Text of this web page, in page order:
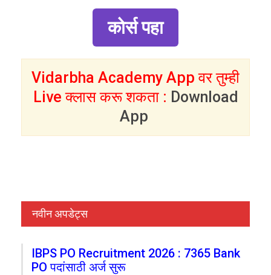
कोर्स पहा
Vidarbha Academy App वर तुम्ही
Live क्लास करू शकता : Download
App
नवीन अपडेट्स
IBPS PO Recruitment 2026 : 7365 Bank
PO पदांसाठी अर्ज सुरू